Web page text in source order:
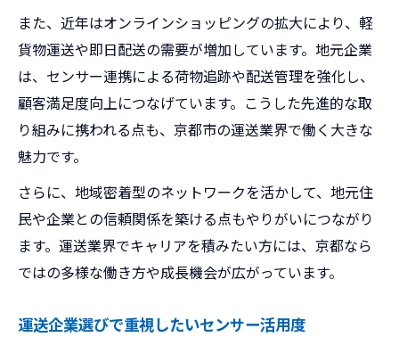
また、近年はオンラインショッピングの拡大により、軽
貨物運送や即日配送の需要が増加しています。地元企業
は、センサー連携による荷物追跡や配送管理を強化し、
顧客満足度向上につなげています。こうした先進的な取
り組みに携われる点も、京都市の運送業界で働く大きな
魅力です。
さらに、地域密着型のネットワークを活かして、地元住
民や企業との信頼関係を築ける点もやりがいにつながり
ます。運送業界でキャリアを積みたい方には、京都なら
ではの多様な働き方や成長機会が広がっています。
運送企業選びで重視したいセンサー活用度